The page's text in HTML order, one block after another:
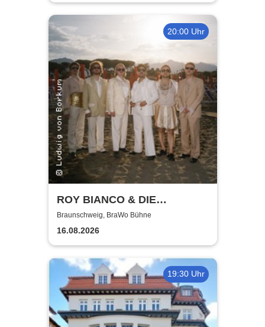
20:00 Uhr
ROY BIANCO & DIE
ABBRUNZATI BOYS - LIVE
2026
Braunschweig, BraWo Bühne
16.08.2026
19:30 Uhr